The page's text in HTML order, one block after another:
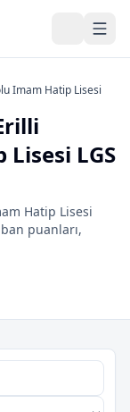
Imam Hatip Lisesi
LGS
Hatip Lisesi
puanları,